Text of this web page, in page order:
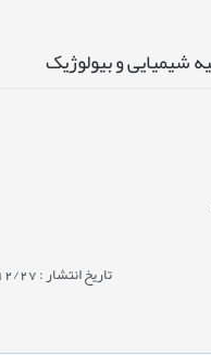
شیمیایی و بیولوژیک
تاریخ انتشار : 1404/12/27